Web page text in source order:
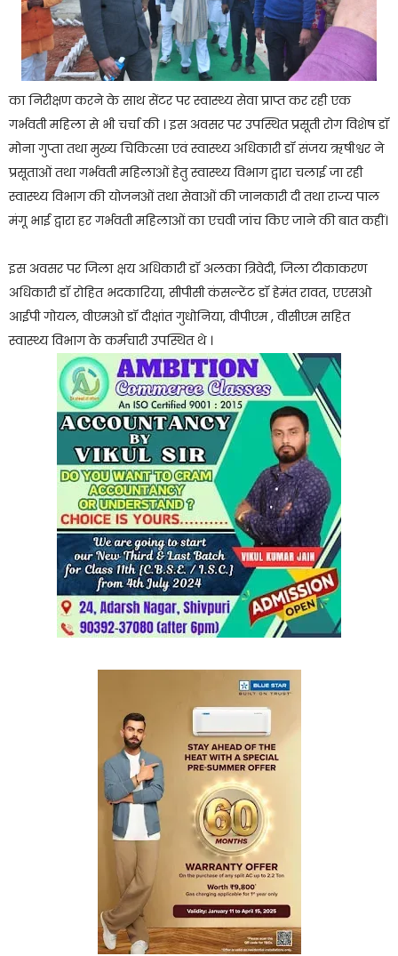
का निरीक्षण करने के साथ सेंटर पर स्वास्थ्य सेवा प्राप्त कर रही एक
गर्भवती महिला से भी चर्चा की । इस अवसर पर उपस्थित प्रसूती रोग विशेष डॉ
मोना गुप्ता तथा मुख्य चिकित्सा एवं स्वास्थ्य अधिकारी डॉ संजय ऋषीश्वर ने
प्रसूताओं तथा गर्भवती महिलाओं हेतु स्वास्थ्य विभाग द्वारा चलाई जा रही
स्वास्थ्य विभाग की योजनओं तथा सेवाओं की जानकारी दी तथा राज्य पाल
मंगू भाई द्वारा हर गर्भवती महिलाओं का एचवी जांच किए जाने की बात कहीं।
इस अवसर पर जिला क्षय अधिकारी डॉ अलका त्रिवेदी, जिला टीकाकरण
अधिकारी डॉ रोहित भदकारिया, सीपीसी कंसल्टेंट डॉ हेमंत रावत, एएसओ
आईपी गोयल, वीएमओ डॉ दीक्षांत गुधोनिया, वीपीएम , वीसीएम सहित
स्वास्थ्य विभाग के कर्मचारी उपस्थित थे ।